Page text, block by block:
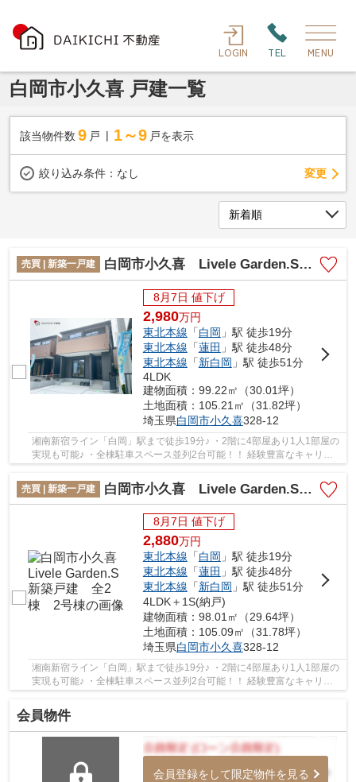
LOGIN TEL MENU
白岡市小久喜 戸建一覧
該当物件数 9 戸 1～9 戸を表示
絞り込み条件： なし 変更
売買 | 新築一戸建 白岡市小久喜 Livele Garden.S 新築戸建 全2棟 1号棟
8月7日 値下げ
2,980万円
東北本線 「白岡 」駅 徒歩19分
東北本線 「蓮田 」駅 徒歩48分
東北本線 「新白岡 」駅 徒歩51分
4LDK
建物面積：99.22㎡（30.01坪）
土地面積：105.21㎡（31.82坪）
埼玉県白岡市小久喜328-12
湘南新宿ライン「白岡」駅まで徒歩19分♪ ・2階に4部屋あり1人1部屋の
実現も可能♪ ・全棟駐車スペース並列2台可能！！ 経験豊富なキャリア
のあるスタッフが物件資料を現地までお届け...
売買 | 新築一戸建
白岡市小久喜 Livele Garden.S 新築戸建 全2棟 2号棟
8月7日 値下げ
2,880万円
東北本線 「白岡 」駅 徒歩19分
東北本線 「蓮田 」駅 徒歩48分
東北本線 「新白岡 」駅 徒歩51分
4LDK＋1S(納戸)
建物面積：98.01㎡（29.64坪）
土地面積：105.09㎡（31.78坪）
埼玉県白岡市小久喜328-12
湘南新宿ライン「白岡」駅まで徒歩19分♪ ・2階に4部屋あり1人1部屋の
実現も可能♪ ・全棟駐車スペース並列2台可能！！ 経験豊富なキャリア
会員物件
会員登録をして限定物件を見る